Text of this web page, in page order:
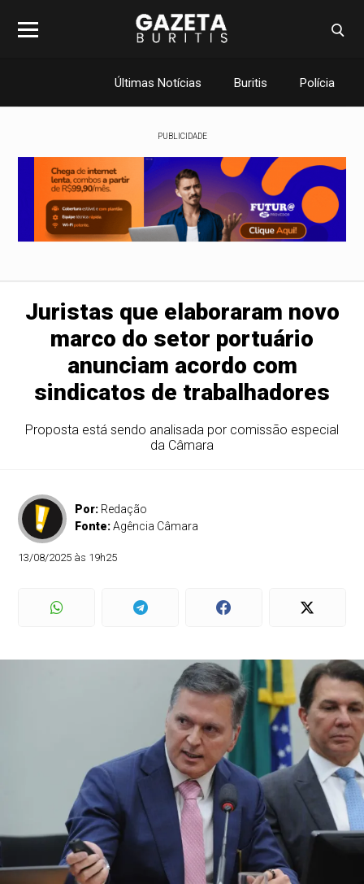
Últimas Notícias Buritis Polícia
PUBLICIDADE
Juristas que elaboraram novo
marco do setor portuário
anunciam acordo com
sindicatos de trabalhadores
Proposta está sendo analisada por comissão especial
da Câmara
Por: Redação
Fonte:Agência Câmara
13/08/2025 às 19h25